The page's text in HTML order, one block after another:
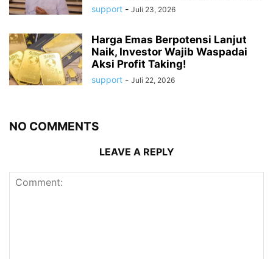
support - Juli 23, 2026
Harga Emas Berpotensi Lanjut
Naik, Investor Wajib Waspadai
Aksi Profit Taking!
support - Juli 22, 2026
NO COMMENTS
LEAVE A REPLY